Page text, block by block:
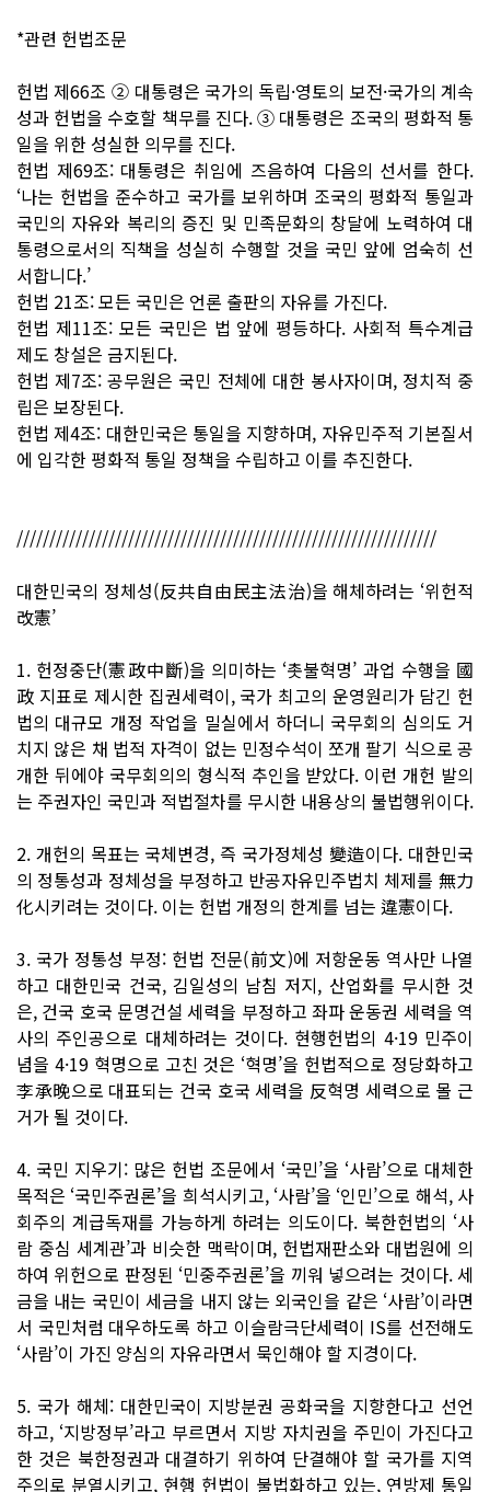
*관련 헌법조문
헌법 제66조 ② 대통령은 국가의 독립·영토의 보전·국가의 계속
성과 헌법을 수호할 책무를 진다. ③ 대통령은 조국의 평화적 통
일을 위한 성실한 의무를 진다.
헌법 제69조: 대통령은 취임에 즈음하여 다음의 선서를 한다.
‘나는 헌법을 준수하고 국가를 보위하며 조국의 평화적 통일과
국민의 자유와 복리의 증진 및 민족문화의 창달에 노력하여 대
통령으로서의 직책을 성실히 수행할 것을 국민 앞에 엄숙히 선
서합니다.’
헌법 21조: 모든 국민은 언론 출판의 자유를 가진다.
헌법 제11조: 모든 국민은 법 앞에 평등하다. 사회적 특수계급
제도 창설은 금지된다.
헌법 제7조: 공무원은 국민 전체에 대한 봉사자이며, 정치적 중
립은 보장된다.
헌법 제4조: 대한민국은 통일을 지향하며, 자유민주적 기본질서
에 입각한 평화적 통일 정책을 수립하고 이를 추진한다.
////////////////////////////////////////////////////////////////
대한민국의 정체성(反共自由民主法治)을 해체하려는 ‘위헌적
改憲’
1. 헌정중단(憲政中斷)을 의미하는 ‘촛불혁명’ 과업 수행을 國
政 지표로 제시한 집권세력이, 국가 최고의 운영원리가 담긴 헌
법의 대규모 개정 작업을 밀실에서 하더니 국무회의 심의도 거
치지 않은 채 법적 자격이 없는 민정수석이 쪼개 팔기 식으로 공
개한 뒤에야 국무회의의 형식적 추인을 받았다. 이런 개헌 발의
는 주권자인 국민과 적법절차를 무시한 내용상의 불법행위이다.
2. 개헌의 목표는 국체변경, 즉 국가정체성 變造이다. 대한민국
의 정통성과 정체성을 부정하고 반공자유민주법치 체제를 無力
化시키려는 것이다. 이는 헌법 개정의 한계를 넘는 違憲이다.
3. 국가 정통성 부정: 헌법 전문(前文)에 저항운동 역사만 나열
하고 대한민국 건국, 김일성의 남침 저지, 산업화를 무시한 것
은, 건국 호국 문명건설 세력을 부정하고 좌파 운동권 세력을 역
사의 주인공으로 대체하려는 것이다. 현행헌법의 4·19 민주이
념을 4·19 혁명으로 고친 것은 ‘혁명’을 헌법적으로 정당화하고
李承晩으로 대표되는 건국 호국 세력을 反혁명 세력으로 몰 근
거가 될 것이다.
4. 국민 지우기: 많은 헌법 조문에서 ‘국민’을 ‘사람’으로 대체한
목적은 ‘국민주권론’을 희석시키고, ‘사람’을 ‘인민’으로 해석, 사
회주의 계급독재를 가능하게 하려는 의도이다. 북한헌법의 ‘사
람 중심 세계관’과 비슷한 맥락이며, 헌법재판소와 대법원에 의
하여 위헌으로 판정된 ‘민중주권론’을 끼워 넣으려는 것이다. 세
금을 내는 국민이 세금을 내지 않는 외국인을 같은 ‘사람’이라면
서 국민처럼 대우하도록 하고 이슬람극단세력이 IS를 선전해도
‘사람’이 가진 양심의 자유라면서 묵인해야 할 지경이다.
5. 국가 해체: 대한민국이 지방분권 공화국을 지향한다고 선언
하고, ‘지방정부’라고 부르면서 지방 자치권을 주민이 가진다고
한 것은 북한정권과 대결하기 위하여 단결해야 할 국가를 지역
주의로 분열시키고, 현행 헌법이 불법화하고 있는, 연방제 통일